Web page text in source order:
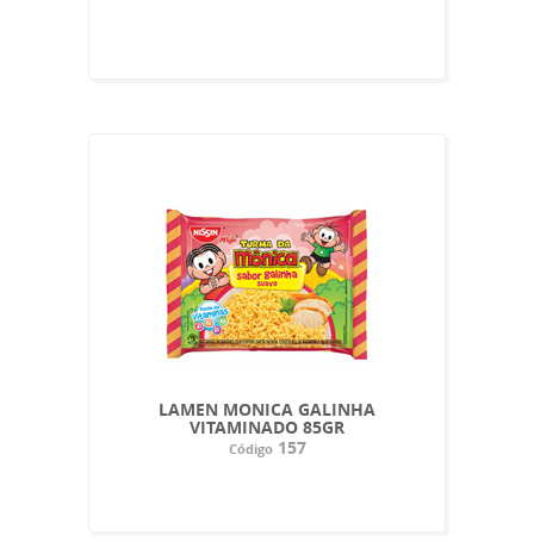
LAMEN MONICA GALINHA
VITAMINADO 85GR
Código157